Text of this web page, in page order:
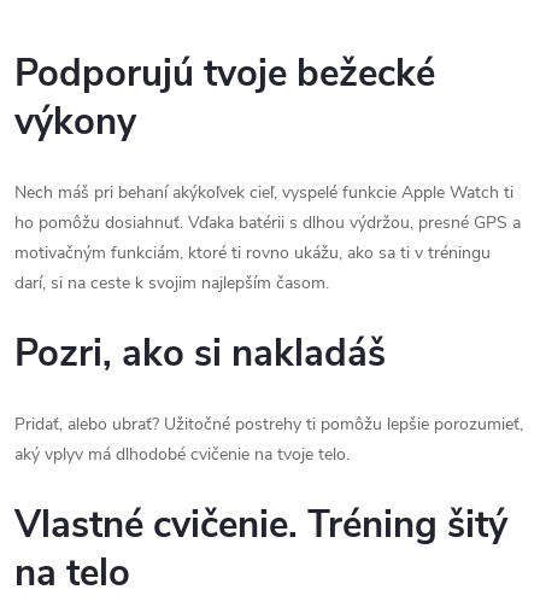
Podporujú tvoje bežecké
výkony
Nech máš pri behaní akýkoľvek cieľ, vyspelé funkcie Apple Watch ti
ho pomôžu dosiahnuť. Vďaka batérii s dlhou výdržou, presné GPS a
motivačným funkciám, ktoré ti rovno ukážu, ako sa ti v tréningu
darí, si na ceste k svojim najlepším časom.
Pozri, ako si nakladáš
Pridať, alebo ubrať? Užitočné postrehy ti pomôžu lepšie porozumieť,
aký vplyv má dlhodobé cvičenie na tvoje telo.
Vlastné cvičenie. Tréning šitý
na telo